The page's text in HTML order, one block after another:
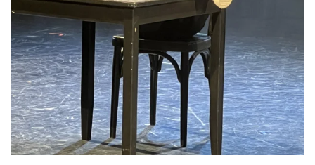
Anschauen....